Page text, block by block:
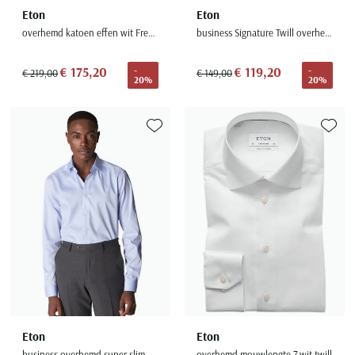
Eton
overhemd katoen effen wit French Cuff
€ 219,00€ 175,20
-
20%
Eton
business Signature Twill overhemd super slim fit lichtblauw
€ 149,00€ 119,20
-
20%
Eton
Toevoegen aan favorieten
Eton